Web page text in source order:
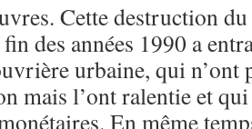
Cette destruction
des années 1990 a
urbaine, qui n’ont
mais l’ont ralentie et
En même